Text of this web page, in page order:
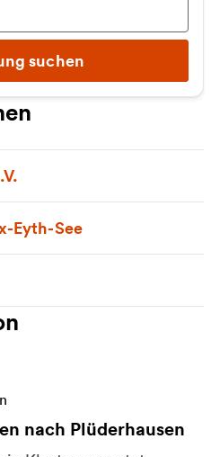
suchen
Eyth-See
nach Plüderhausen
- Von Uhingen